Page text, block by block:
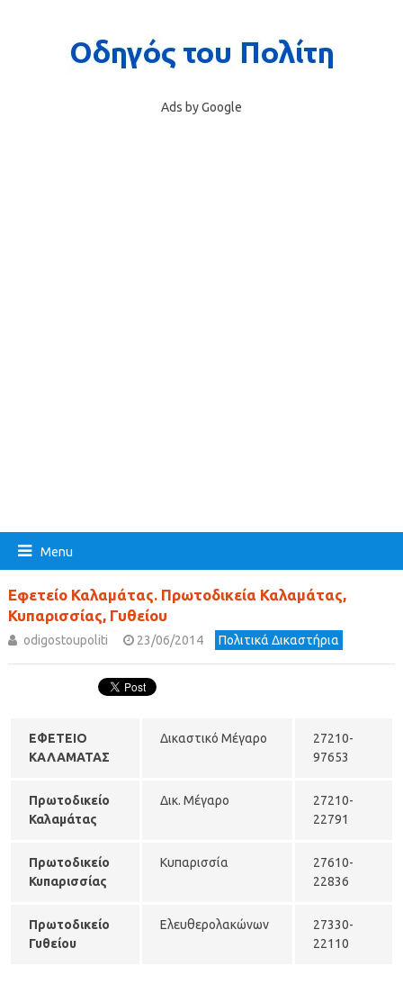
Ads by Google
Menu
Εφετείο Καλαμάτας. Πρωτοδικεία Καλαμάτας,
Κυπαρισσίας, Γυθείου
odigostoupoliti 23/06/2014 Πολιτικά Δικαστήρια
ΕΦΕΤΕΙΟ
ΚΑΛΑΜΑΤΑΣ
Δικαστικό Μέγαρο
27210-
97653
Πρωτοδικείο
Καλαμάτας
Δικ. Μέγαρο
27210-
22791
Πρωτοδικείο
Κυπαρισσίας
Κυπαρισσία
27610-
22836
Πρωτοδικείο
Γυθείου
Ελευθερολακώνων
27330-
22110